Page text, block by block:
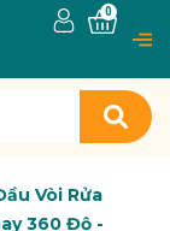
0
Vòi Rửa
360 Độ -